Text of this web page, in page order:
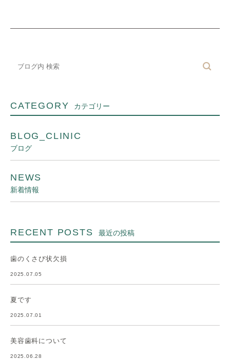
CATEGORY カテゴリー
BLOG_CLINIC
ブログ
NEWS
新着情報
RECENT POSTS 最近の投稿
歯のくさび状欠損
2025.07.05
夏です
2025.07.01
美容歯科について
2025.06.28